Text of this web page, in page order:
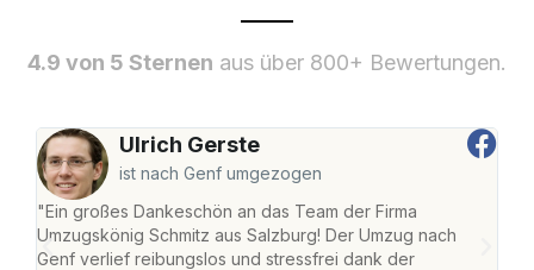
4.9 von 5 Sternen aus über 800+ Bewertungen.
Ulrich Gerste
ist nach Genf umgezogen
"Ein großes Dankeschön an das Team der Firma
Umzugskönig Schmitz aus Salzburg! Der Umzug nach
Genf verlief reibungslos und stressfrei dank der